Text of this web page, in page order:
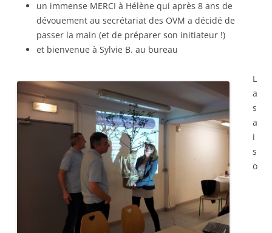
un immense MERCI à Hélène qui après 8 ans de
dévouement au secrétariat des OVM a décidé de
passer la main (et de préparer son initiateur !)
et bienvenue à Sylvie B. au bureau
L
a
s
a
i
s
o